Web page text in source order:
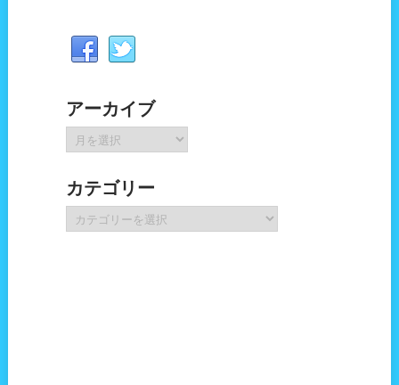
アーカイブ
ー
イ
ブ
カテゴリー
テ